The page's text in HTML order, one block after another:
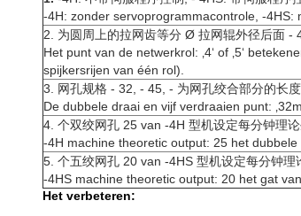
-4H: zonder servoprogrammacontrole, -4HS:
2. 为圆周上的拉网齿等分 Ø 拉网辊外径后面 -
Het punt van de netwerkrol: ‚4‘ of ‚5‘
spijkersrijen van één rol).
3. 网孔规格 - 32, - 45, - 为网孔绞合部分的长
De dubbele draai en vijf verdraaien punt:
4. 个双绞网孔 25 van -4H 型机设定每分钟理论
-4H machine theoretic output: 25 het
5. 个五绞网孔 20 van -4HS 型机设定每分钟理
-4HS machine theoretic output: 20 het gat
Het verbeteren: